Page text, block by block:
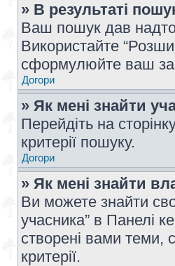
» В результаті
Ваш пошук дав надто
Використайте
сформулюйте ваш
Догори
» Як мені знайти
Перейдіть на
критерії пошуку.
Догори
» Як мені знайти
Ви можете знайти
учасника” в Панелі
створені вами теми,
критерії.